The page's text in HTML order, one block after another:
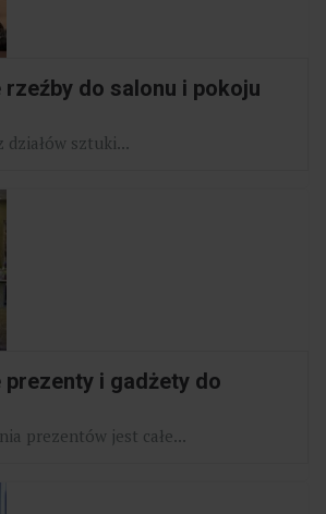
rzeźby do salonu i pokoju
działów sztuki...
prezenty i gadżety do
prezentów jest całe...